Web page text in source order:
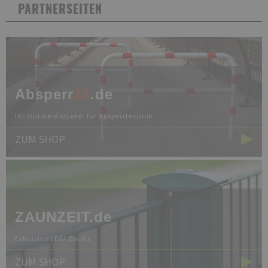
PARTNERSEITEN
Absperr24.de
Ihr Online-Anbieter für Absperrtechnik
ZUM SHOP
ZAUNZEIT.de
Exklusive LEGI Zäune
ZUM SHOP